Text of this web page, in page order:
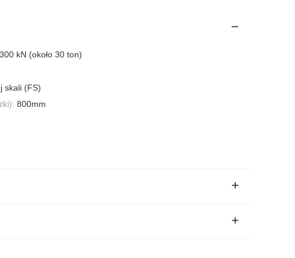
kN (około 30 ton)
skali (FS)
800mm